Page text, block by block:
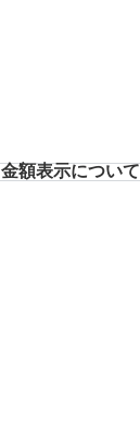
⾦額表⽰について